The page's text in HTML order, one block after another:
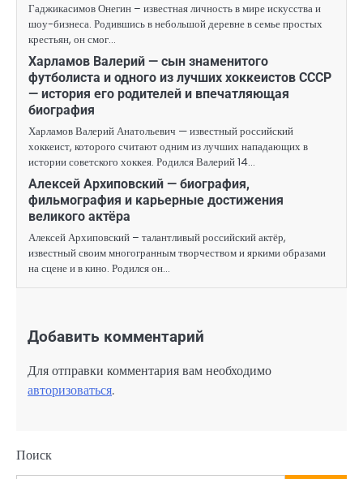
Гаджикасимов Онегин – известная личность в мире искусства и
шоу-бизнеса. Родившись в небольшой деревне в семье простых
крестьян, он смог…
Харламов Валерий — сын знаменитого
футболиста и одного из лучших хоккеистов СССР
— история его родителей и впечатляющая
биография
Харламов Валерий Анатольевич — известный российский
хоккеист, которого считают одним из лучших нападающих в
истории советского хоккея. Родился Валерий 14…
Алексей Архиповский — биография,
фильмография и карьерные достижения
великого актёра
Алексей Архиповский – талантливый российский актёр,
известный своим многогранным творчеством и яркими образами
на сцене и в кино. Родился он…
Добавить комментарий
Для отправки комментария вам необходимо
авторизоваться.
Поиск